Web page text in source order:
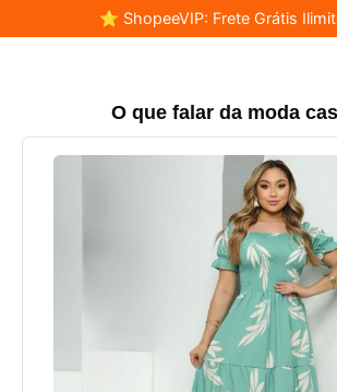
⭐ ShopeeVIP: Frete Grátis
O que falar da moda